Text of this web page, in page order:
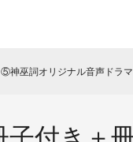
⑤神巫詞オリジナル音声ドラ